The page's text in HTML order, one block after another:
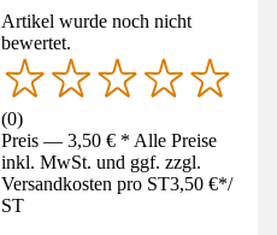
Artikel wurde noch nicht
bewertet.
(0)
Preis — 3,50 € * Alle Preise
inkl. MwSt. und ggf. zzgl.
Versandkosten pro ST3,50 €*/
ST